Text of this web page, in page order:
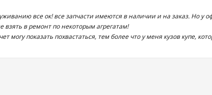
все ок! все запчасти имеются в наличии и на заказ. Но у
в ремонт по некоторым агрегатам!
могу показать похвастаться, тем более что у меня кузов купе,